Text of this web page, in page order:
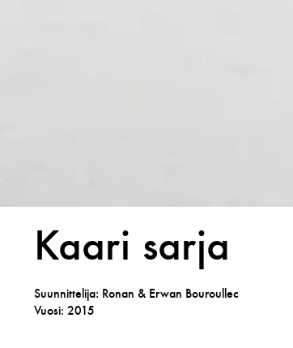
Kaari sarja
Suunnittelija: Ronan & Erwan Bouroullec
Vuosi: 2015